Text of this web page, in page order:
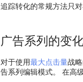
追踪转化的常规方法只
广告系列的变
对于使用最大点击量战
告系列编辑模式。 在高